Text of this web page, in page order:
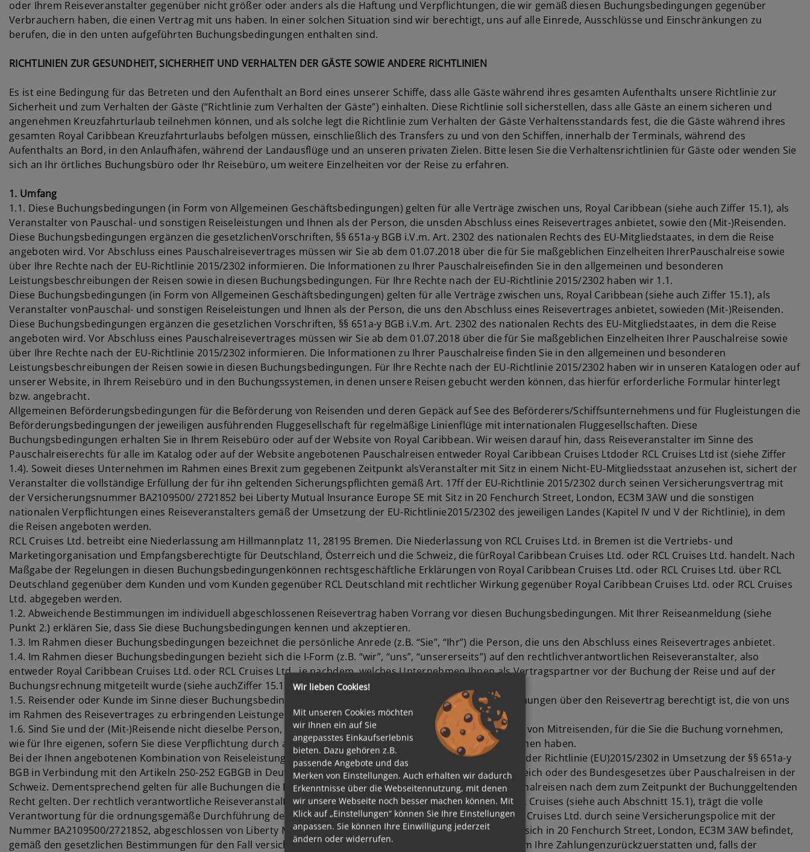
oder Ihrem Reiseveranstalter gegenüber nicht größer oder anders als die Haftung und Verpflichtungen, die wir gemäß diesen Buchungsbedingungen gegenüber
Verbrauchern haben, die einen Vertrag mit uns haben. In einer solchen Situation sind wir berechtigt, uns auf alle Einrede, Ausschlüsse und Einschränkungen zu
berufen, die in den unten aufgeführten Buchungsbedingungen enthalten sind.
RICHTLINIEN ZUR GESUNDHEIT, SICHERHEIT UND VERHALTEN DER GÄSTE SOWIE ANDERE RICHTLINIEN
Es ist eine Bedingung für das Betreten und den Aufenthalt an Bord eines unserer Schiffe, dass alle Gäste während ihres gesamten Aufenthalts unsere Richtlinie zur
Sicherheit und zum Verhalten der Gäste (“Richtlinie zum Verhalten der Gäste”) einhalten. Diese Richtlinie soll sicherstellen, dass alle Gäste an einem sicheren und
angenehmen Kreuzfahrturlaub teilnehmen können, und als solche legt die Richtlinie zum Verhalten der Gäste Verhaltensstandards fest, die die Gäste während ihres
gesamten Royal Caribbean Kreuzfahrturlaubs befolgen müssen, einschließlich des Transfers zu und von den Schiffen, innerhalb der Terminals, während des
Aufenthalts an Bord, in den Anlaufhäfen, während der Landausflüge und an unseren privaten Zielen. Bitte lesen Sie die Verhaltensrichtlinien für Gäste oder wenden Sie
sich an Ihr örtliches Buchungsbüro oder Ihr Reisebüro, um weitere Einzelheiten vor der Reise zu erfahren.
1. Umfang
1.1. Diese Buchungsbedingungen (in Form von Allgemeinen Geschäftsbedingungen) gelten für alle Verträge zwischen uns, Royal Caribbean (siehe auch Ziffer 15.1), als
Veranstalter von Pauschal- und sonstigen Reiseleistungen und Ihnen als der Person, die unsden Abschluss eines Reisevertrages anbietet, sowie den (Mit-)Reisenden.
Diese Buchungsbedingungen ergänzen die gesetzlichenVorschriften, §§ 651a-y BGB i.V.m. Art. 2302 des nationalen Rechts des EU-Mitgliedstaates, in dem die Reise
angeboten wird. Vor Abschluss eines Pauschalreisevertrages müssen wir Sie ab dem 01.07.2018 über die für Sie maßgeblichen Einzelheiten IhrerPauschalreise sowie
über Ihre Rechte nach der EU-Richtlinie 2015/2302 informieren. Die Informationen zu Ihrer Pauschalreisefinden Sie in den allgemeinen und besonderen
Leistungsbeschreibungen der Reisen sowie in diesen Buchungsbedingungen. Für Ihre Rechte nach der EU-Richtlinie 2015/2302 haben wir 1.1.
Diese Buchungsbedingungen (in Form von Allgemeinen Geschäftsbedingungen) gelten für alle Verträge zwischen uns, Royal Caribbean (siehe auch Ziffer 15.1), als
Veranstalter vonPauschal- und sonstigen Reiseleistungen und Ihnen als der Person, die uns den Abschluss eines Reisevertrages anbietet, sowieden (Mit-)Reisenden.
Diese Buchungsbedingungen ergänzen die gesetzlichen Vorschriften, §§ 651a-y BGB i.V.m. Art. 2302 des nationalen Rechts des EU-Mitgliedstaates, in dem die Reise
angeboten wird. Vor Abschluss eines Pauschalreisevertrages müssen wir Sie ab dem 01.07.2018 über die für Sie maßgeblichen Einzelheiten Ihrer Pauschalreise sowie
über Ihre Rechte nach der EU-Richtlinie 2015/2302 informieren. Die Informationen zu Ihrer Pauschalreise finden Sie in den allgemeinen und besonderen
Leistungsbeschreibungen der Reisen sowie in diesen Buchungsbedingungen. Für Ihre Rechte nach der EU-Richtlinie 2015/2302 haben wir in unseren Katalogen oder auf
unserer Website, in Ihrem Reisebüro und in den Buchungssystemen, in denen unsere Reisen gebucht werden können, das hierfür erforderliche Formular hinterlegt
bzw. angebracht.
Allgemeinen Beförderungsbedingungen für die Beförderung von Reisenden und deren Gepäck auf See des Beförderers/Schiffsunternehmens und für Flugleistungen die
Beförderungsbedingungen der jeweiligen ausführenden Fluggesellschaft für regelmäßige Linienflüge mit internationalen Fluggesellschaften. Diese
Buchungsbedingungen erhalten Sie in Ihrem Reisebüro oder auf der Website von Royal Caribbean. Wir weisen darauf hin, dass Reiseveranstalter im Sinne des
Pauschalreiserechts für alle im Katalog oder auf der Website angebotenen Pauschalreisen entweder Royal Caribbean Cruises Ltdoder RCL Cruises Ltd ist (siehe Ziffer
1.4). Soweit dieses Unternehmen im Rahmen eines Brexit zum gegebenen Zeitpunkt alsVeranstalter mit Sitz in einem Nicht-EU-Mitgliedsstaat anzusehen ist, sichert der
Veranstalter die vollständige Erfüllung der für ihn geltenden Sicherungspflichten gemäß Art. 17ff der EU-Richtlinie 2015/2302 durch seinen Versicherungsvertrag mit
der Versicherungsnummer BA2109500/ 2721852 bei Liberty Mutual Insurance Europe SE mit Sitz in 20 Fenchurch Street, London, EC3M 3AW und die sonstigen
nationalen Verpflichtungen eines Reiseveranstalters gemäß der Umsetzung der EU-Richtlinie2015/2302 des jeweiligen Landes (Kapitel IV und V der Richtlinie), in dem
die Reisen angeboten werden.
RCL Cruises Ltd. betreibt eine Niederlassung am Hillmannplatz 11, 28195 Bremen. Die Niederlassung von RCL Cruises Ltd. in Bremen ist die Vertriebs- und
Marketingorganisation und Empfangsberechtigte für Deutschland, Österreich und die Schweiz, die fürRoyal Caribbean Cruises Ltd. oder RCL Cruises Ltd. handelt. Nach
Maßgabe der Regelungen in diesen Buchungsbedingungenkönnen rechtsgeschäftliche Erklärungen von Royal Caribbean Cruises Ltd. oder RCL Cruises Ltd. über RCL
Deutschland gegenüber dem Kunden und vom Kunden gegenüber RCL Deutschland mit rechtlicher Wirkung gegenüber Royal Caribbean Cruises Ltd. oder RCL Cruises
Ltd. abgegeben werden.
1.2. Abweichende Bestimmungen im individuell abgeschlossenen Reisevertrag haben Vorrang vor diesen Buchungsbedingungen. Mit Ihrer Reiseanmeldung (siehe
Punkt 2.) erklären Sie, dass Sie diese Buchungsbedingungen kennen und akzeptieren.
1.3. Im Rahmen dieser Buchungsbedingungen bezeichnet die persönliche Anrede (z.B. “Sie”, “Ihr”) die Person, die uns den Abschluss eines Reisevertrages anbietet.
1.4. Im Rahmen dieser Buchungsbedingungen bezieht sich die I-Form (z.B. “wir”, “uns”, “unsererseits”) auf den rechtlichverantwortlichen Reiseveranstalter, also
entweder Royal Caribbean Cruises Ltd. oder RCL Cruises Ltd., je nachdem, welches Unternehmen Ihnen als Vertragspartner vor der Buchung der Reise und auf der
Buchungsrechnung mitgeteilt wurde (siehe auchZiffer 15.1).
1.5. Reisender oder Kunde im Sinne dieser Buchungsbedingungen ist, wer aufgrund der gesetzlichen Bestimmungen über den Reisevertrag berechtigt ist, die von uns
im Rahmen des Reisevertrages zu erbringenden Leistungen in Anspruch zu nehmen.
1.6. Sind Sie und der (Mit-)Reisende nicht dieselbe Person, so haften Sie für alle vertraglichen Verpflichtungen von Mitreisenden, für die Sie die Buchung vornehmen,
wie für Ihre eigenen, sofern Sie diese Verpflichtung durch ausdrückliche und gesonderte Erklärung übernommen haben.
Bei der Ihnen angebotenen Kombination von Reiseleistungen handelt es sich um eine Pauschalreise im Sinne der Richtlinie (EU)2015/2302 in Umsetzung der §§ 651a-y
BGB in Verbindung mit den Artikeln 250-252 EGBGB in Deutschland, des Pauschalreisegesetzes PRG in Österreich oder des Bundesgesetzes über Pauschalreisen in der
Schweiz. Dementsprechend gelten für alle Buchungen die EU-Rechte oder gleichwertige Rechte, die für Pauschalreisen nach dem zum Zeitpunkt der Buchunggeltenden
Recht gelten. Der rechtlich verantwortliche Reiseveranstalter, entweder Royal Caribbean Cruises Ltd oder RCL Cruises (siehe auch Abschnitt 15.1), trägt die volle
Verantwortung für die ordnungsgemäße Durchführung der Pauschalreise als Ganzes. Darüber hinaus ist RCL Cruises Ltd. durch seine Versicherungspolice mit der
Nummer BA2109500/2721852, abgeschlossen von Liberty Mutual Insurance Europe SE, deren britisches Büro sich in 20 Fenchurch Street, London, EC3M 3AW befindet,
gemäß den gesetzlichen Bestimmungen für den Fall versichert, dass RCL Cruises Ltd. zahlungsunfähig wird, um Ihre Zahlungenzurückzuerstatten und, falls der
Wir lieben Cookies!
Mit unseren Cookies möchten
wir Ihnen ein auf Sie
angepasstes Einkaufserlebnis
bieten. Dazu gehören z.B.
passende Angebote und das
Merken von Einstellungen. Auch erhalten wir dadurch
Erkenntnisse über die Webseitennutzung, mit denen
wir unsere Webseite noch besser machen können. Mit
Klick auf „Einstellungen“ können Sie Ihre Einstellungen
anpassen. Sie können Ihre Einwilligung jederzeit
ändern oder widerrufen.